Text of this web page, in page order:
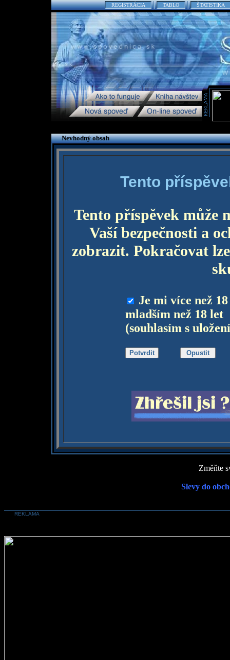
REGISTRÁCIA TABLO ŠTATISTIKA
Nevhodný obsah
Tento
Tento příspěvek může
Vaší bezpečnosti a
zobrazit. Pokračovat
Je mi více než
mladším než 18 let
(souhlasím s
Změňte
Slevy do
REKLAMA